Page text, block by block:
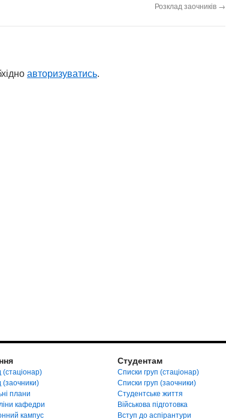
Розклад заочників →
авторизуватись.
(стаціонар)
(заочники)
плани
кафедри
кампус
Студентам
Списки груп (стаціонар)
Списки груп (заочники)
Студентське життя
Військова підготовка
Вступ до аспірантури